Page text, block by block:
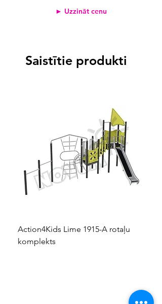
► Uzzināt cenu
Saistītie produkti
Action4Kids Lime 1915-A rotaļu
komplekts